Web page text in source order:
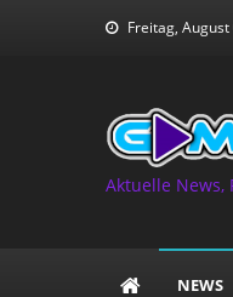
Freitag,
Aktuelle News,
NEWS